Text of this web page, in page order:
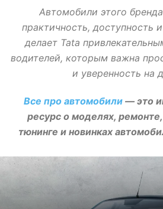
Автомобили этого
практичность, доступность
делает Tata
водителей, которым важна
и уверенность на
Все про автомобили — это
ресурс о моделях,
тюнинге и новинках